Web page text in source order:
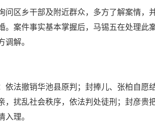
问区乡干部及附近群众，多方了解案情，
。案件事实基本掌握后，马锡五在处理
调解。
依法撤销华池县原判；封捧儿、张柏自
，扰乱社会秩序，依法判处徒刑；封彦
入理。